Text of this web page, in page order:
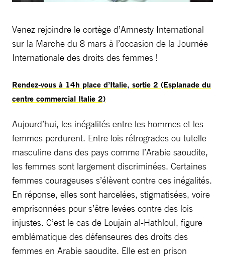
Venez rejoindre le cortège d’Amnesty International
sur la Marche du 8 mars à l’occasion de la Journée
Internationale des droits des femmes !
Rendez-vous à 14h place d’Italie, sortie 2 (Esplanade du
centre commercial Italie 2)
Aujourd’hui, les inégalités entre les hommes et les
femmes perdurent. Entre lois rétrogrades ou tutelle
masculine dans des pays comme l’Arabie saoudite,
les femmes sont largement discriminées. Certaines
femmes courageuses s’élèvent contre ces inégalités.
En réponse, elles sont harcelées, stigmatisées, voire
emprisonnées pour s’être levées contre des lois
injustes. C’est le cas de Loujain al-Hathloul, figure
emblématique des défenseures des droits des
femmes en Arabie saoudite. Elle est en prison